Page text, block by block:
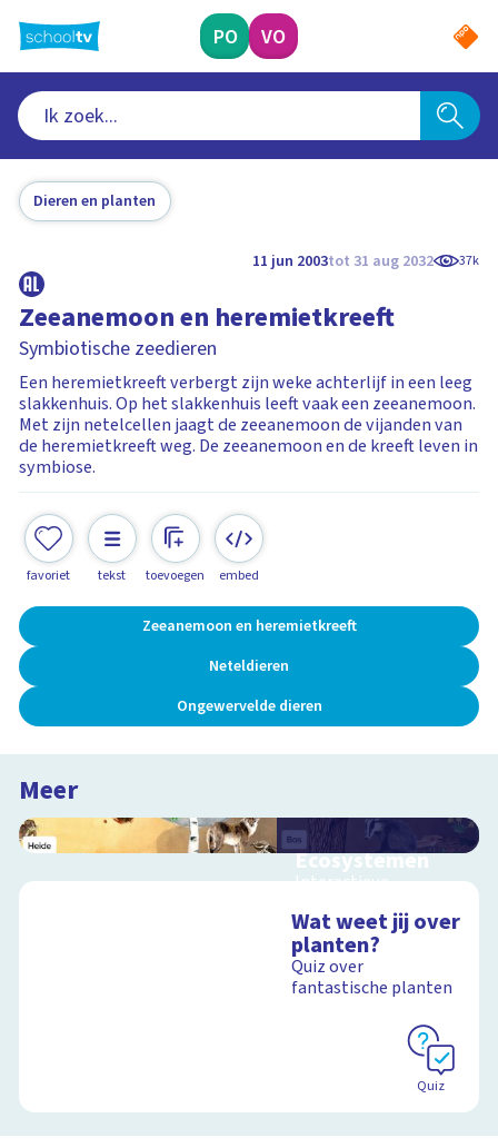
naar
hoofdinhoud
PO VO
Dieren en planten
11 jun 2003tot 31 aug 2032 37k
Zeeanemoon en heremietkreeft
Symbiotische zeedieren
Een heremietkreeft verbergt zijn weke achterlijf in een leeg
slakkenhuis. Op het slakkenhuis leeft vaak een zeeanemoon.
Met zijn netelcellen jaagt de zeeanemoon de vijanden van
de heremietkreeft weg. De zeeanemoon en de kreeft leven in
symbiose.
favoriet tekst toevoegen embed
Zeeanemoon en heremietkreeft
Neteldieren
Ongewervelde dieren
Meer
Ecosystemen
Interactieve
Veluwe
Wat weet jij over
planten?
Quiz over
fantastische planten
Quiz